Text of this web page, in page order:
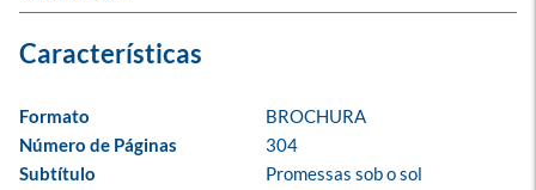
Formato
BROCHURA
Número de Páginas
304
Subtítulo
Promessas sob o sol